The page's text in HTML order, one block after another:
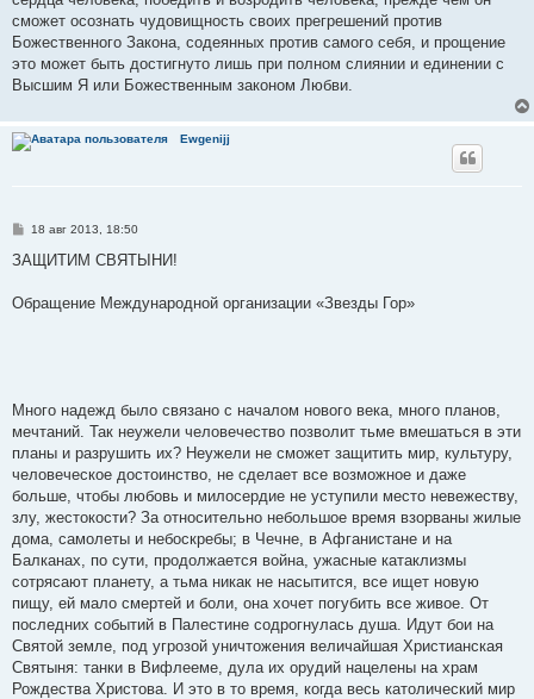
сможет осознать чудовищность своих прегрешений против
Божественного Закона, содеянных против самого себя, и прощение
это может быть достигнуто лишь при полном слиянии и единении с
Высшим Я или Божественным законом Любви.
Ewgenijj
С
о
е
н
18 авг 2013, 18:50
ЗАЩИТИМ СВЯТЫНИ!
Обращение Международной организации «Звезды Гор»
Много надежд было связано с началом нового века, много планов,
мечтаний. Так неужели человечество позволит тьме вмешаться в эти
планы и разрушить их? Неужели не сможет защитить мир, культуру,
человеческое достоинство, не сделает все возможное и даже
больше, чтобы любовь и милосердие не уступили место невежеству,
злу, жестокости? За относительно небольшое время взорваны жилые
дома, самолеты и небоскребы; в Чечне, в Афганистане и на
Балканах, по сути, продолжается война, ужасные катаклизмы
сотрясают планету, а тьма никак не насытится, все ищет новую
пищу, ей мало смертей и боли, она хочет погубить все живое. От
последних событий в Палестине содрогнулась душа. Идут бои на
Святой земле, под угрозой уничтожения величайшая Христианская
Святыня: танки в Вифлееме, дула их орудий нацелены на храм
Рождества Христова. И это в то время, когда весь католический мир